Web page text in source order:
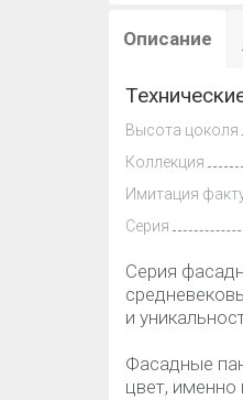
Описание
Высота цоколя
Коллекция
Имитация
Серия
Серия
и
Фасадные
цвет, именно